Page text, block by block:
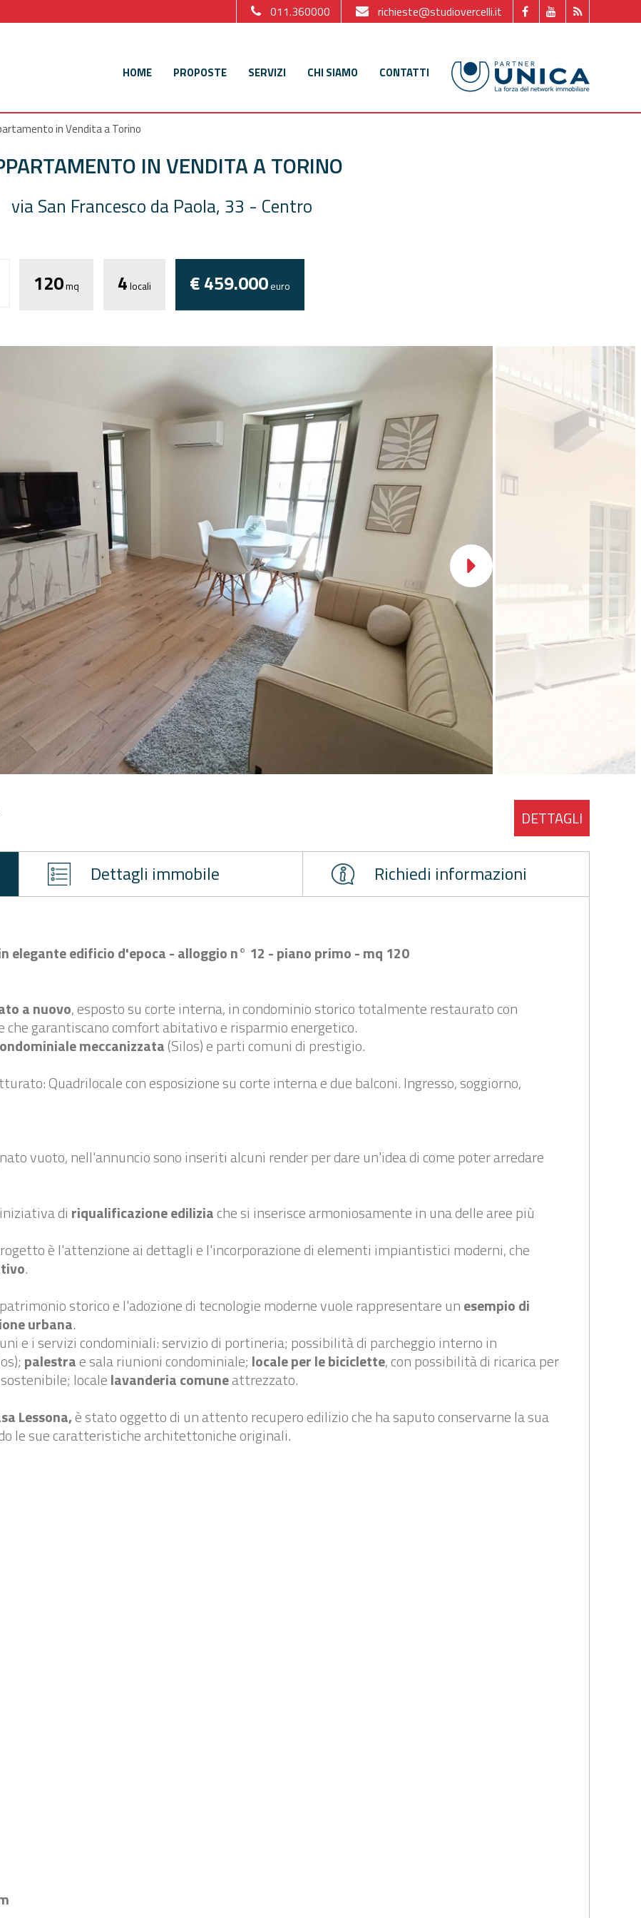
HOME PROPOSTE SERVIZI CHI SIAMO CONTATTI
richieste@studiovercelli.it
011.360000
in Vendita a Torino
IN VENDITA A TORINO
via San Francesco da Paola, 33 - Centro
Torna120mq 4locali € 459.000euro
DETTAGLI
Dettagli immobile Richiedi informazioni
edificio d'epoca - alloggio n° 12 - piano primo - mq 120
a nuovo, esposto su corte interna, in condominio storico totalmente restaurato con
garantiscano comfort abitativo e risparmio energetico.
meccanizzata(Silos) e parti comuni di prestigio.
Quadrilocale con esposizione su corte interna e due balconi. Ingresso, soggiorno,
vuoto, nell'annuncio sono inseriti alcuni render per dare un'idea di come poter arredare
di riqualificazione ediliziache si inserisce armoniosamente in una delle aree più
è l'attenzione ai dettagli e l'incorporazione di elementi impiantistici moderni, che
.
storico e l'adozione di tecnologie moderne vuole rappresentare unesempio di
urbana.
e i servizi condominiali: servizio di portineria; possibilità di parcheggio interno in
palestrae sala riunioni condominiale; locale per le biciclette, con possibilità di ricarica per
localelavanderia comuneattrezzato.
Lessona,è stato oggetto di un attento recupero edilizio che ha saputo conservarne la sua
le sue caratteristiche architettoniche originali.